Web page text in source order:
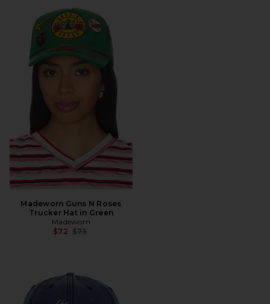
Madeworn Guns N Roses
Trucker Hat in Green
Madeworn
$72 Preço anterior:
$75